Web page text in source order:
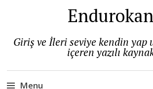
Endurokan
Giriş ve İleri seviye kendin yap
içeren yazılı
Menu